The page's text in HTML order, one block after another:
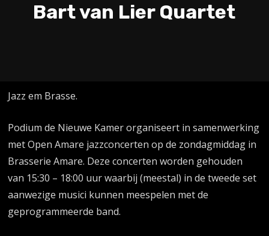
Bart van Lier Quartet
Jazz em Brasse.
Podium de Nieuwe Kamer organiseert in samenwerking
met Open Amare jazzconcerten op de zondagmiddag in
Brasserie Amare. Deze concerten worden gehouden
van 15:30 – 18:00 uur waarbij (meestal) in de tweede set
aanwezige musici kunnen meespelen met de
geprogrammeerde band.